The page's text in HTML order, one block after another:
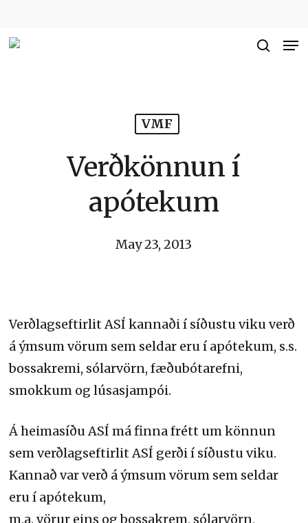
VMF
Verðkönnun í
apótekum
May 23, 2013
Verðlagseftirlit ASÍ kannaði í síðustu viku verð
á ýmsum vörum sem seldar eru í apótekum, s.s.
bossakremi, sólarvörn, fæðubótarefni,
smokkum og lúsasjampói.
Á heimasíðu ASÍ má finna frétt um könnun
sem verðlagseftirlit ASÍ gerði í síðustu viku.
Kannað var verð á ýmsum vörum sem seldar
eru í apótekum,
m.a. vörur eins og bossakrem, sólarvörn,
Close